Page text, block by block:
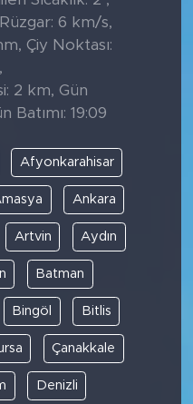
6 km/s,
Çiy Noktası:
2 km, Gün
Batımı: 19:09
Afyonkarahisar
Ankara
Artvin Aydın
Batman
Bingöl Bitlis
Çanakkale
Denizli